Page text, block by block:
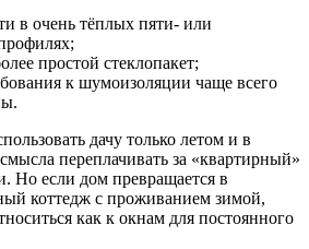
в очень тёплых пяти‑ или
простой стеклопакет;
к шумоизоляции чаще всего
дачу только летом и в
переплачивать за «квартирный»
Но если дом превращается в
коттедж с проживанием зимой,
как к окнам для постоянного